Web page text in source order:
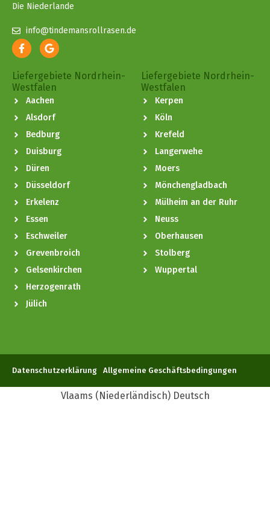
Die Niederlande
info@tindemansrollrasen.de
Liefergebiete Nordrhein-
Westfalen
Aachen
Alsdorf
Bedburg
Duisburg
Düren
Düsseldorf
Erkelenz
Essen
Eschweiler
Grevenbroich
Gelsenkirchen
Herzogenrath
Jülich
Liefergebiete Nordrhein-
Westfalen
Kerpen
Köln
Krefeld
Langerwehe
Moers
Mönchengladbach
Mülheim an der Ruhr
Neuss
Oberhausen
Stolberg
Wuppertal
Datenschutzerklärung Allgemeine Geschäftsbedingungen
Vlaams (Niederländisch) Deutsch